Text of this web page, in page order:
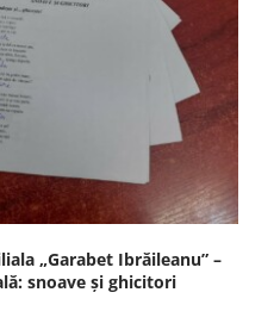
„Garabet Ibrăileanu” –
snoave și ghicitori